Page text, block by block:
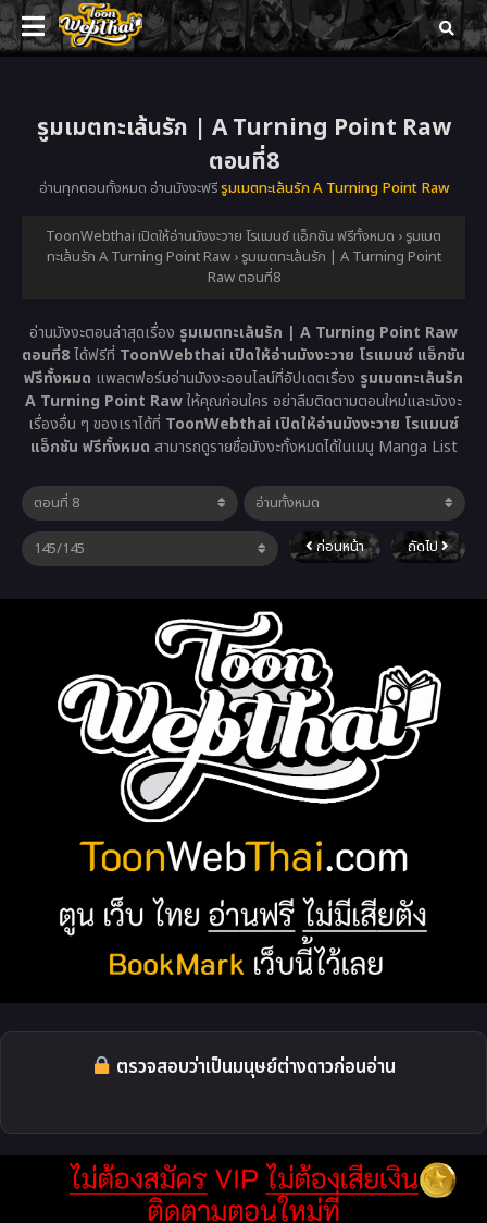
รูมเมตทะเล้นรัก | A Turning Point Raw
ตอนที่8
อ่านทุกตอนทั้งหมด อ่านมังงะฟรีรูมเมตทะเล้นรัก A Turning Point Raw
ToonWebthai เปิดให้อ่านมังงะวาย โรแมนซ์ แอ็กชัน ฟรีทั้งหมด › รูมเมต
ทะเล้นรัก A Turning Point Raw › รูมเมตทะเล้นรัก | A Turning Point
Raw ตอนที่8
อ่านมังงะตอนล่าสุดเรื่อง รูมเมตทะเล้นรัก | A Turning Point Raw
ตอนที่8ได้ฟรีที่ ToonWebthai เปิดให้อ่านมังงะวาย โรแมนซ์ แอ็กชัน
ฟรีทั้งหมด แพลตฟอร์มอ่านมังงะออนไลน์ที่อัปเดตเรื่อง รูมเมตทะเล้นรัก
A Turning Point Rawให้คุณก่อนใคร อย่าลืมติดตามตอนใหม่และมังงะ
เรื่องอื่น ๆ ของเราได้ที่ ToonWebthai เปิดให้อ่านมังงะวาย โรแมนซ์
แอ็กชัน ฟรีทั้งหมด สามารถดูรายชื่อมังงะทั้งหมดได้ในเมนู Manga List
ก่อนหน้า ถัดไป
ตรวจสอบว่าเป็นมนุษย์ต่างดาวก่อนอ่าน